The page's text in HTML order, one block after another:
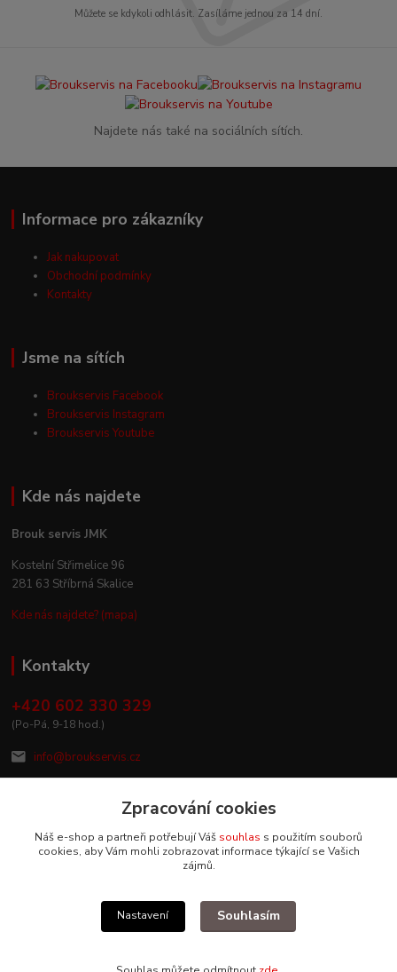
Můžete se kdykoli odhlásit. Zasíláme jednou za 14 dní.
Najdete nás také na sociálních sítích.
Informace pro zákazníky
Jak nakupovat
Obchodní podmínky
Kontakty
Jsme na sítích
Broukservis Facebook
Broukservis Instagram
Broukservis Youtube
Kde nás najdete
Brouk servis JMK
Kostelní Střimelice 96
281 63 Stříbrná Skalice
Kde nás najdete? (mapa)
Kontakty
+420 602 330 329
(Po-Pá, 9-18 hod.)
info@broukservis.cz
Upravit sběr cookies.
Zpracování cookies
Náš e-shop a partneři potřebují Váš souhlas s použitím souborů
cookies, aby Vám mohli zobrazovat informace týkající se Vašich
zájmů.
Nastavení Souhlasím